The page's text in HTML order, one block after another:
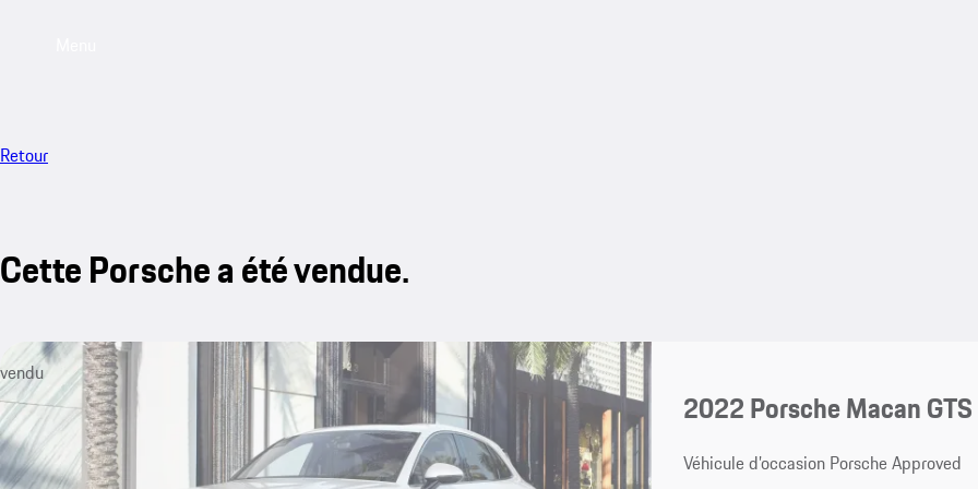
Retour
Cette Porsche a été vendue.
vendu
2022 Porsche Macan
Véhicule d’occasion Porsche Approved